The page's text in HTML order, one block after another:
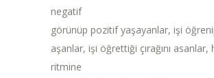
negatif
görünüp pozitif yaşayanlar, işi
aşanlar, işi öğrettiği çırağını asanlar,
ritmine